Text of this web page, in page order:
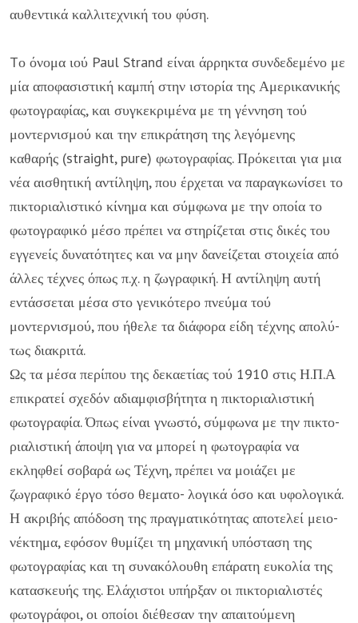
αυθεντικά καλλιτεχνική του φύση.
Tο όνομα ιού Paul Strand είναι άρρη­κτα συνδεδεμένο με
μία αποφασι­στική καμπή στην ιστορία της Αμερικανικής
φωτογραφίας, και συγκεκρι­μένα με τη γέννηση τού
μοντερνισμού και την επικράτηση της λεγόμενης
καθαρής (straight, pure) φωτογραφίας. Πρόκειται για μια
νέα αισθητική αντίληψη, που έρχεται να παραγκωνίσει το
πικτοριαλιστικό κίνημα και σύμφωνα με την οποία το
φωτογραφικό μέ­σο πρέπει να στηρίζεται στις δικές του
εγ­γενείς δυνατότητες και να μην δανείζεται στοιχεία από
άλλες τέχνες όπως π.χ. η ζω­γραφική. Η αντίληψη αυτή
εντάσσεται μέσα στο γενικότερο πνεύμα τού
μοντερνισμού, που ήθελε τα διάφορα είδη τέχνης απολύ­
τως διακριτά.
Ως τα μέσα περίπου της δεκαετίας τού 1910 στις Η.Π.Α
επικρατεί σχεδόν αδιαμφι­σβήτητα η πικτοριαλιστική
φωτογραφία. Όπως είναι γνωστό, σύμφωνα με την πικτο­
ριαλιστική άποψη για να μπορεί η φωτογρα­φία να
εκληφθεί σοβαρά ως Τέχνη, πρέπει να μοιάζει με
ζωγραφικό έργο τόσο θεματο- λογικά όσο και υφολογικά.
Η ακριβής από­δοση της πραγματικότητας αποτελεί μειο­
νέκτημα, εφόσον θυμίζει τη μηχανική υπό­σταση της
φωτογραφίας και τη συνακόλου­θη επάρατη ευκολία της
κατασκευής της. Ελάχιστοι υπήρξαν οι πικτοριαλιστές
φωτογράφοι, οι οποίοι διέθεσαν την απαιτούμενη